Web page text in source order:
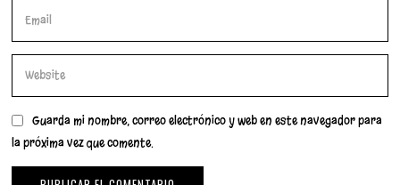
Guarda mi nombre, correo electrónico y web en este navegador para
la próxima vez que comente.